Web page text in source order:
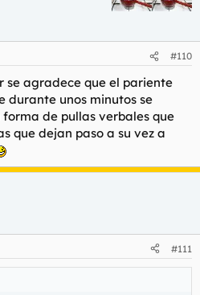
#110
se agradece que el pariente
durante unos minutos se
de pullas verbales que
que dejan paso a su vez a
#111